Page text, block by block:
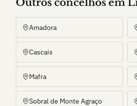
Outros concelhos em
Amadora
Cascais
Mafra
Sobral de Monte Agraço